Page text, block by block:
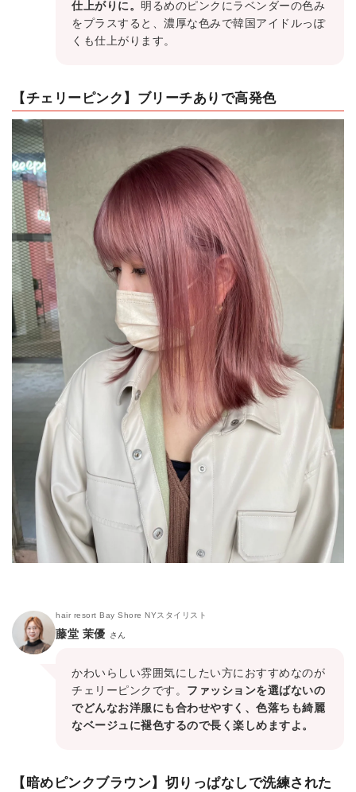
仕上がりに。 明るめのピンクにラベンダーの色み
をプラスすると、濃厚な色みで韓国アイドルっぽ
くも仕上がります。
【チェリーピンク】ブリーチありで高発色
hair resort Bay Shore NYスタイリスト
藤堂 茉優 さん
かわいらしい雰囲気にしたい方におすすめなのが
チェリーピンクです。 ファッションを選ばないの
でどんなお洋服にも合わせやすく、色落ちも綺麗
なベージュに褪色するので長く楽しめますよ。
【暗めピンクブラウン】切りっぱなしで洗練された